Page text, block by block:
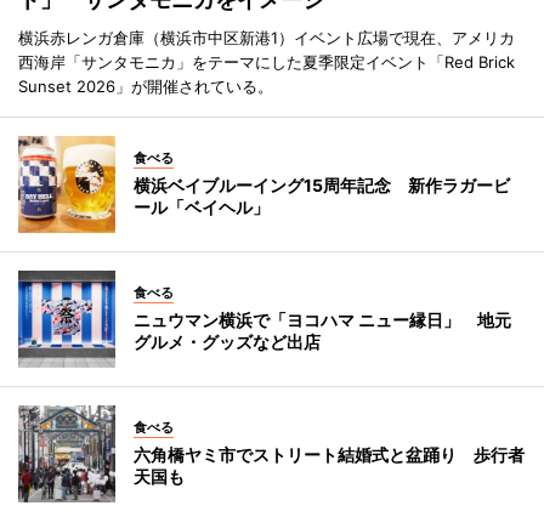
横浜赤レンガ倉庫（横浜市中区新港1）イベント広場で現在、アメリカ
西海岸「サンタモニカ」をテーマにした夏季限定イベント「Red Brick
Sunset 2026」が開催されている。
食べる
横浜ベイブルーイング15周年記念 新作ラガービ
ール「ベイヘル」
食べる
ニュウマン横浜で「ヨコハマ ニュー縁日」 地元
グルメ・グッズなど出店
食べる
六角橋ヤミ市でストリート結婚式と盆踊り 歩行者
天国も